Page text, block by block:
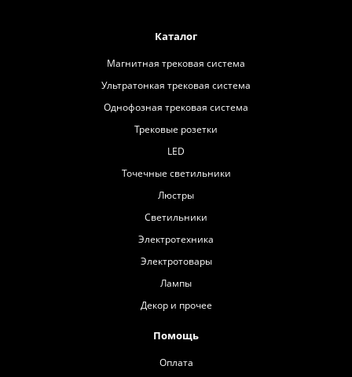
Каталог
Магнитная трековая система
Ультратонкая трековая система
Однофозная трековая система
Трековые розетки
LED
Точечные светильники
Люстры
Светильники
Электротехника
Электротовары
Лампы
Декор и прочее
Помощь
Оплата